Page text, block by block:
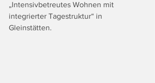
„Intensivbetreutes Wohnen mit
integrierter Tagestruktur“ in
Gleinstätten.